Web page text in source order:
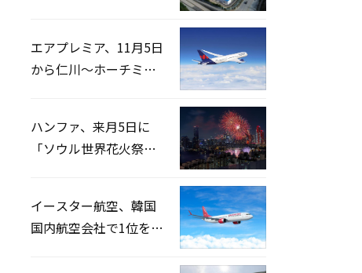
エアプレミア、11月5日
から仁川〜ホーチミン
ハンファ、来月5日に
「ソウル世界花火祭り
イースター航空、韓国
国内航空会社で1位を記